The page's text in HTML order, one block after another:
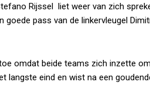
Rijssel liet weer van zich
goede pass van de linkervleugel
omdat beide teams zich inzette
langste eind en wist na een